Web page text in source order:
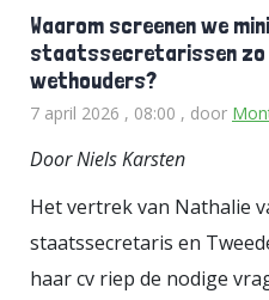
Waarom screenen we
staatssecretarissen zo
wethouders?
7 april 2026 , 08:00 , door
Door Niels Karsten
Het vertrek van Nathalie
staatssecretaris en
haar cv riep de nodige